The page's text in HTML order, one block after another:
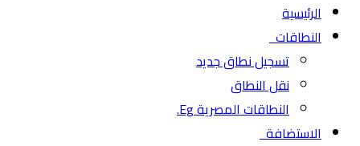
الرئيسية
النطاقات
تسجيل نطاق جديد
نقل النطاق
النطاقات المصرية Eg.
الاستضافة